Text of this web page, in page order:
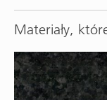
Materiały,